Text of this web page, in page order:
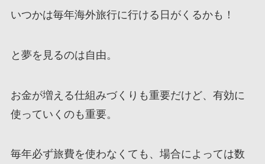
いつかは毎年海外旅行に行ける日がくるかも！
と夢を見るのは自由。
お金が増える仕組みづくりも重要だけど、有効に
使っていくのも重要。
毎年必ず旅費を使わなくても、場合によっては数